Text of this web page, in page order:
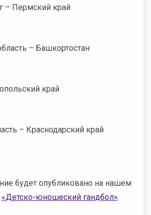
– Пермский край
– Башкортостан
край
– Краснодарский край
будет опубликовано на нашем
«Детско-юношеский гандбол».